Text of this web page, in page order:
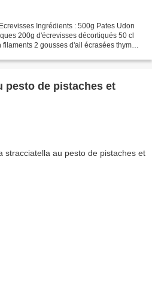
Ingrédients : 500g Pates Udon
200g d'écrevisses décortiqués 50 cl
2 gousses d'ail écrasées thym
pesto de pistaches et